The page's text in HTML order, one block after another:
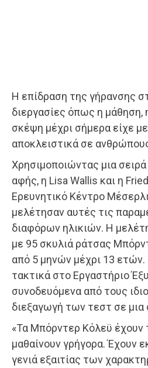
Η επίδραση της γήρανσης
διεργασίες όπως η μάθηση,
σκέψη μέχρι σήμερα είχε
αποκλειστικά σε
Χρησιμοποιώντας μια
αφής, η Lisa Wallis και η
Ερευνητικό Κέντρο
μελέτησαν αυτές τις
διαφόρων ηλικιών. Η
με 95 σκυλιά ράτσας
από 5 μηνών μέχρι 13 ετών.
τακτικά στο Εργαστήριο
συνοδευόμενα από τους
διεξαγωγή των τεστ σε μια
«Τα Μπόρντερ Κόλεϋ έχουν
μαθαίνουν γρήγορα. Έχουν
γενιά εξαιτίας των